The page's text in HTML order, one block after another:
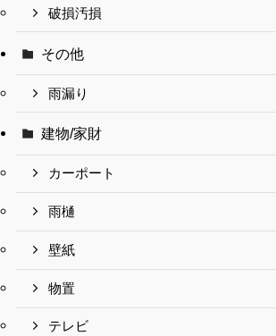
破損汚損
その他
雨漏り
建物/家財
カーポート
雨樋
壁紙
物置
テレビ